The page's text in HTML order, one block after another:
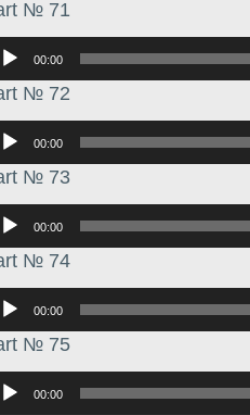
№ 71
00:00
№ 72
00:00
№ 73
00:00
№ 74
00:00
№ 75
00:00